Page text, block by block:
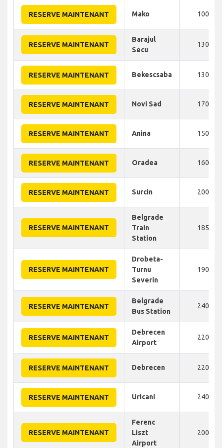
RESERVE MAINTENANT Mako 100
RESERVE MAINTENANT
Barajul
Secu
130
RESERVE MAINTENANT Bekescsaba 130
RESERVE MAINTENANT Novi Sad 170
RESERVE MAINTENANT Anina 150
RESERVE MAINTENANT Oradea 160
RESERVE MAINTENANT Surcin 200
RESERVE MAINTENANT
Belgrade
Train
Station
185
RESERVE MAINTENANT
Drobeta-
Turnu
Severin
190
RESERVE MAINTENANT
Belgrade
Bus Station
240
RESERVE MAINTENANT
Debrecen
Airport
220
RESERVE MAINTENANT Debrecen 220
RESERVE MAINTENANT Uricani 240
RESERVE MAINTENANT
Ferenc
Liszt
Airport
200